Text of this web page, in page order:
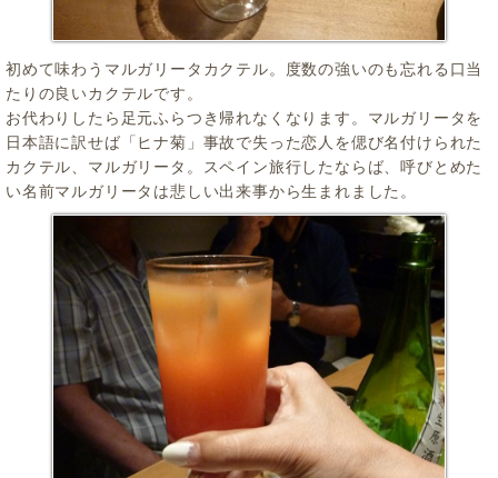
初めて味わうマルガリータカクテル。度数の強いのも忘れる口当
たりの良いカクテルです。
お代わりしたら足元ふらつき帰れなくなります。マルガリータを
日本語に訳せば「ヒナ菊」事故で失った恋人を偲び名付けられた
カクテル、マルガリータ。スペイン旅行したならば、呼びとめた
い名前マルガリータは悲しい出来事から生まれました。